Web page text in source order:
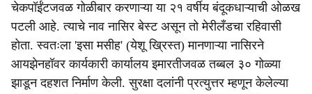
चेकपॉईंटजवळ गोळीबार करणाऱ्या या २१ वर्षीय बंदूकधाऱ्याची ओळख
पटली आहे. त्याचे नाव नासिर बेस्ट असून तो मेरीलँडचा रहिवासी
होता. स्वतःला 'इसा मसीह' (येशू ख्रिस्त) मानणाऱ्या नासिरने
आयझेनहॉवर कार्यकारी कार्यालय इमारतीजवळ तब्बल ३० गोळ्या
झाडून दहशत निर्माण केली. सुरक्षा दलांनी प्रत्युत्तर म्हणून केलेल्या